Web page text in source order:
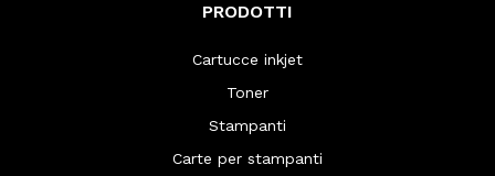
PRODOTTI
Cartucce inkjet
Toner
Stampanti
Carte per stampanti